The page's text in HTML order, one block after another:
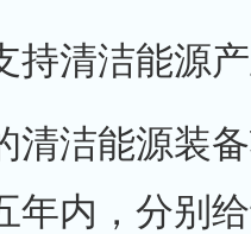
清洁能源
洁能源装备
年内，分别